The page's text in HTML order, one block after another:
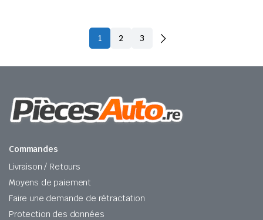
1 2 3
Commandes
Livraison / Retours
Moyens de paiement
Faire une demande de rétractation
Protection des données